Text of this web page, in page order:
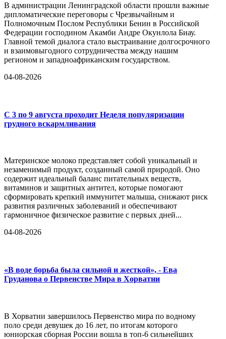
В администрации Ленинградской области прошли важные
дипломатические переговоры с Чрезвычайным и
Полномочным Послом Республики Бенин в Российской
Федерации господином Акамби Андре Окунлола Биау.
Главной темой диалога стало выстраивание долгосрочного
и взаимовыгодного сотрудничества между нашим
регионом и западноафриканским государством.
04-08-2026
С 3 по 9 августа проходит Неделя популяризации
грудного вскармливания
Материнское молоко представляет собой уникальный и
незаменимый продукт, созданный самой природой. Оно
содержит идеальный баланс питательных веществ,
витаминов и защитных антител, которые помогают
сформировать крепкий иммунитет малыша, снижают риск
развития различных заболеваний и обеспечивают
гармоничное физическое развитие с первых дней...
04-08-2026
«В воде борьба была сильной и жесткой», - Ева
Груданова о Первенстве Мира в Хорватии
В Хорватии завершилось Первенство мира по водному
поло среди девушек до 16 лет, по итогам которого
юниорская сборная России вошла в топ-6 сильнейших